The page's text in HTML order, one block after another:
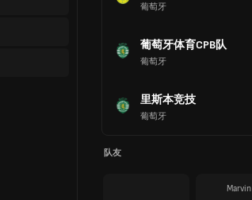
葡萄牙
葡萄牙体育CPB队
葡萄牙
里斯本竞技
葡萄牙
队友
Marvin